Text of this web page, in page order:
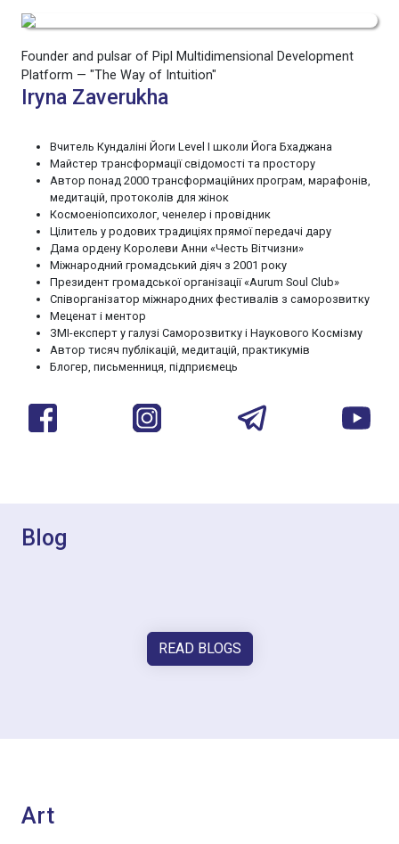
Founder and pulsar of Pipl Multidimensional Development
Platform — "The Way of Intuition"
Iryna Zaverukha
Вчитель Кундаліні Йоги Level I школи Йога Бхаджана
Майстер трансформації свідомості та простору
Автор понад 2000 трансформаційних програм, марафонів,
медитацій, протоколів для жінок
Космоеніопсихолог, ченелер і провідник
Цілитель у родових традиціях прямої передачі дару
Дама ордену Королеви Анни «Честь Вітчизни»
Міжнародний громадський діяч з 2001 року
Президент громадської організації «Aurum Soul Club»
Співорганізатор міжнародних фестивалів з саморозвитку
Меценат і ментор
ЗМІ-експерт у галузі Саморозвитку і Наукового Космізму
Автор тисяч публікацій, медитацій, практикумів
Блогер, письменниця, підприємець
Blog
READ BLOGS
Art